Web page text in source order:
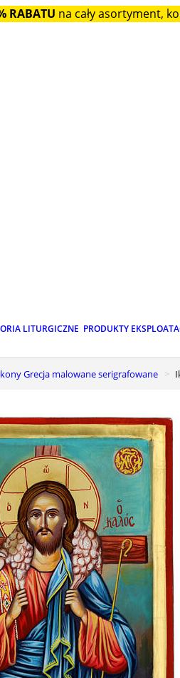
RABATU na cały asortyment,
LITURGICZNE PRODUKTY
Ikony Grecja malowane serigrafowane